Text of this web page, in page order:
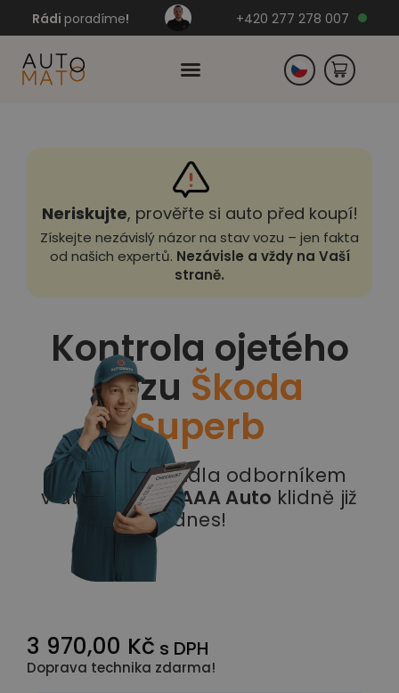
Rádi poradíme! +420 277 278 007
Neriskujte, prověřte si auto před koupí!
Získejte nezávislý názor na stav vozu – jen fakta
od našich expertů. Nezávisle a vždy na Vaší
straně.
Kontrola ojetého
vozu Škoda
Superb
Prohlídka vozidla odborníkem
v autobazaruAAA Auto klidně již
dnes!
3 970,00 Kč s DPH
Doprava technika zdarma!